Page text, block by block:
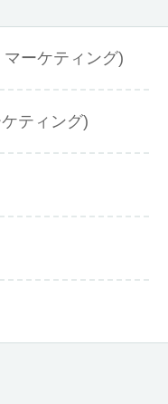
ーケティング)
ティング)